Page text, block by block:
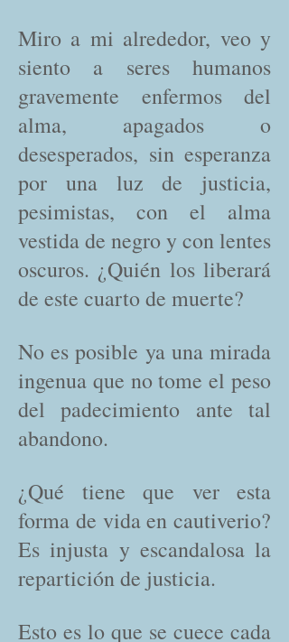
Miro a mi alrededor, veo y
siento a seres humanos
gravemente enfermos del
alma, apagados o
desesperados, sin esperanza
por una luz de justicia,
pesimistas, con el alma
vestida de negro y con lentes
oscuros. ¿Quién los liberará
de este cuarto de muerte?
No es posible ya una mirada
ingenua que no tome el peso
del padecimiento ante tal
abandono.
¿Qué tiene que ver esta
forma de vida en cautiverio?
Es injusta y escandalosa la
repartición de justicia.
Esto es lo que se cuece cada